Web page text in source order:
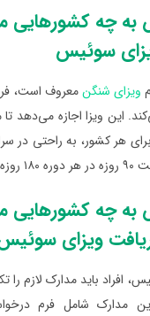
به چه کشورهایی
سوئیس
ویزای شنگنمعروف است،
این ویزا اجازه می‌دهد تا
هر کشور، به راحتی در
به چه کشورهایی
ویزای
افراد باید مدارک لازم را
مدارک شامل فرم